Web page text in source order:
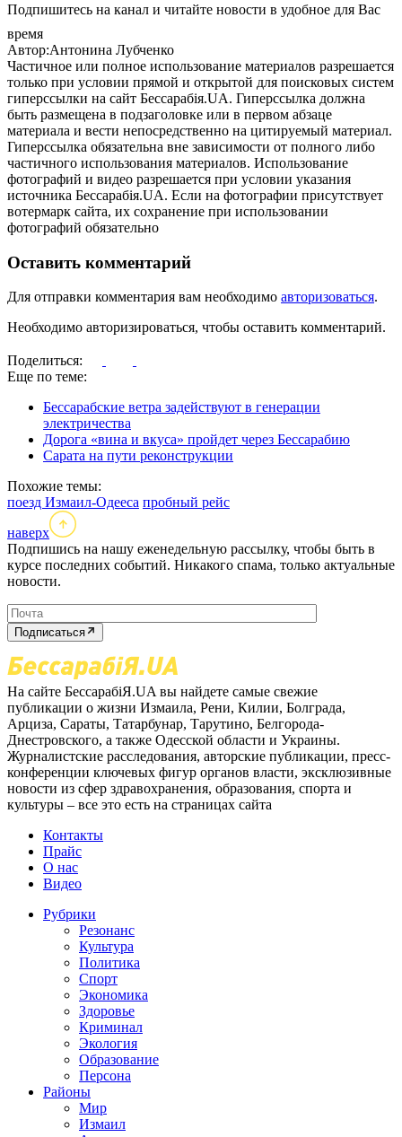
Подпишитесь на канал и читайте новости в удобное для Вас
время
Автор:Антонина Лубченко
Частичное или полное использование материалов разрешается
только при условии прямой и открытой для поисковых систем
гиперссылки на сайт Бессарабія.UA. Гиперссылка должна
быть размещена в подзаголовке или в первом абзаце
материала и вести непосредственно на цитируемый материал.
Гиперссылка обязательна вне зависимости от полного либо
частичного использования материалов. Использование
фотографий и видео разрешается при условии указания
источника Бессарабія.UA. Если на фотографии присутствует
вотермарк сайта, их сохранение при использовании
фотографий обязательно
Оставить комментарий
Для отправки комментария вам необходимо авторизоваться.
Необходимо авторизироваться, чтобы оставить комментарий.
Поделиться:
Еще по теме:
Бессарабские ветра задействуют в генерации
электричества
Дорога «вина и вкуса» пройдет через Бессарабию
Сарата на пути реконструкции
Похожие темы:
поезд Измаил-Одееса пробный рейс
наверх
Подпишись на нашу еженедельную рассылку, чтобы быть в
курсе последних событий. Никакого спама, только актуальные
новости.
Подписаться
На сайте БессарабіЯ.UA вы найдете самые свежие
публикации о жизни Измаила, Рени, Килии, Болграда,
Арциза, Сараты, Татарбунар, Тарутино, Белгорода-
Днестровского, а также Одесской области и Украины.
Журналистские расследования, авторские публикации, пресс-
конференции ключевых фигур органов власти, эксклюзивные
новости из сфер здравохранения, образования, спорта и
культуры – все это есть на страницах сайта
Контакты
Прайс
О нас
Видео
Рубрики
Резонанс
Культура
Политика
Спорт
Экономика
Здоровье
Криминал
Экология
Образование
Персона
Районы
Мир
Измаил